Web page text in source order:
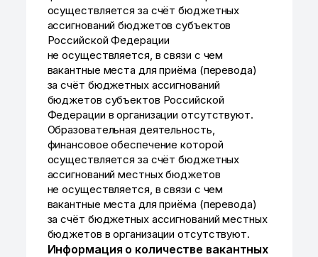
осуществляется за счёт бюджетных
ассигнований бюджетов субъектов
Российской Федерации
не осуществляется, в связи с чем
вакантные места для приёма (перевода)
за счёт бюджетных ассигнований
бюджетов субъектов Российской
Федерации в организации отсутствуют.
Образовательная деятельность,
финансовое обеспечение которой
осуществляется за счёт бюджетных
ассигнований местных бюджетов
не осуществляется, в связи с чем
вакантные места для приёма (перевода)
за счёт бюджетных ассигнований местных
бюджетов в организации отсутствуют.
Информация о количестве вакантных